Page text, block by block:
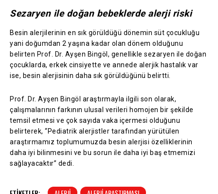
Sezaryen ile doğan bebeklerde alerji riski
Besin alerjilerinin en sık görüldüğü dönemin süt çocukluğu
yani doğumdan 2 yaşına kadar olan dönem olduğunu
belirten Prof. Dr. Ayşen Bingöl, genellikle sezaryen ile doğan
çocuklarda, erkek cinsiyette ve annede alerjik hastalık var
ise, besin alerjisinin daha sık görüldüğünü belirtti.
Prof. Dr. Ayşen Bingöl araştırmayla ilgili son olarak,
çalışmalarının farkının ulusal verileri homojen bir şekilde
temsil etmesi ve çok sayıda vaka içermesi olduğunu
belirterek, “Pediatrik alerjistler tarafından yürütülen
araştırmamız toplumumuzda besin alerjisi özelliklerinin
daha iyi bilinmesini ve bu sorun ile daha iyi baş etmemizi
sağlayacaktır” dedi.